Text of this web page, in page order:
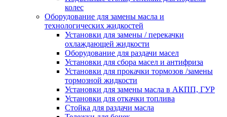
колес
Оборудование для замены масла и
технологических жидкостей
Установки для замены / перекачки
охлаждающей жидкости
Оборудование для раздачи масел
Установки для сбора масел и антифриза
Установки для прокачки тормозов /замены
тормозной жидкости
Установки для замены масла в АКПП, ГУР
Установки для откачки топлива
Стойка для раздачи масла